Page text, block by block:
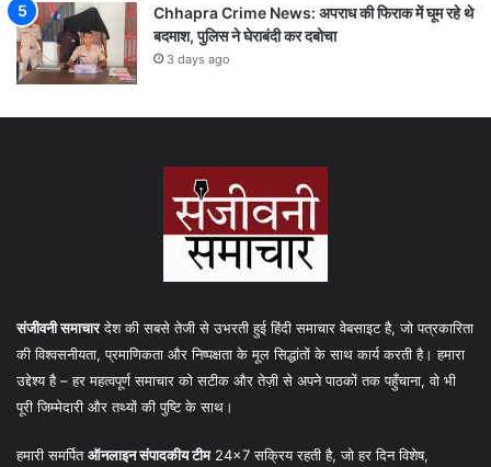
Chhapra Crime News: अपराध की फिराक में घूम रहे थे
बदमाश, पुलिस ने घेराबंदी कर दबोचा
3 days ago
संजीवनी समाचारदेश की सबसे तेजी से उभरती हुई हिंदी समाचार वेबसाइट है, जो पत्रकारिता
की विश्वसनीयता, प्रमाणिकता और निष्पक्षता के मूल सिद्धांतों के साथ कार्य करती है। हमारा
उद्देश्य है – हर महत्वपूर्ण समाचार को सटीक और तेज़ी से अपने पाठकों तक पहुँचाना, वो भी
पूरी जिम्मेदारी और तथ्यों की पुष्टि के साथ।
हमारी समर्पितऑनलाइन संपादकीय टीम24×7 सक्रिय रहती है, जो हर दिन विशेष,